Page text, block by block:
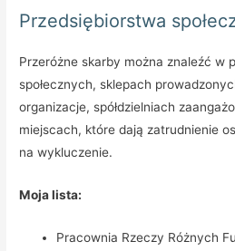
Przedsiębiorstwa
Przeróżne skarby można znaleźć w
społecznych, sklepach
organizacje, spółdzielniach
miejscach, które dają zatrudnienie
na wykluczenie.
Moja lista:
Pracownia Rzeczy Różnych